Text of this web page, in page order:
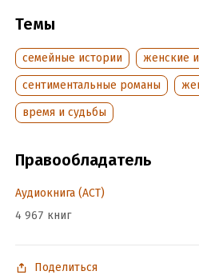
Продюсер аудиозаписи: Татьяна
Подробная информация
Год издания: 2020
Дата поступления:
ISBN (EAN):
Темы
семейные истории
женские
сентиментальные романы
время и судьбы
Правообладатель
Аудиокнига (АСТ)
4 967 книг
Поделиться